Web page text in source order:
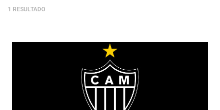
1 RESULTADO